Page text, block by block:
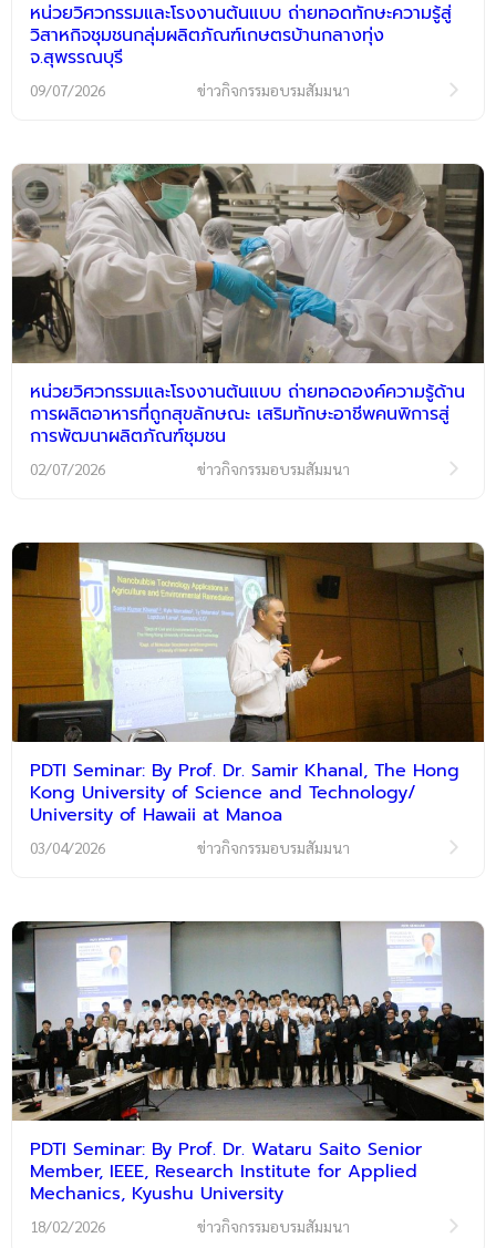
หน่วยวิศวกรรมและโรงงานต้นแบบ ถ่ายทอดทักษะความรู้สู่
วิสาหกิจชุมชนกลุ่มผลิตภัณฑ์เกษตรบ้านกลางทุ่ง
จ.สุพรรณบุรี
09/07/2026 ข่าวกิจกรรมอบรมสัมมนา
หน่วยวิศวกรรมและโรงงานต้นแบบ ถ่ายทอดองค์ความรู้ด้าน
การผลิตอาหารที่ถูกสุขลักษณะ เสริมทักษะอาชีพคนพิการสู่
การพัฒนาผลิตภัณฑ์ชุมชน
02/07/2026 ข่าวกิจกรรมอบรมสัมมนา
PDTI Seminar: By Prof. Dr. Samir Khanal, The Hong
Kong University of Science and Technology/
University of Hawaii at Manoa
03/04/2026 ข่าวกิจกรรมอบรมสัมมนา
PDTI Seminar: By Prof. Dr. Wataru Saito Senior
Member, IEEE, Research Institute for Applied
Mechanics, Kyushu University
18/02/2026 ข่าวกิจกรรมอบรมสัมมนา